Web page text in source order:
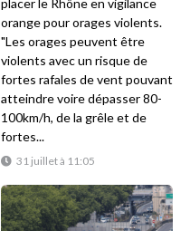
31 juillet à 11:05
orange pour orages violents.
"Les orages peuvent être
violents avec un risque de
fortes rafales de vent pouvant
atteindre voire dépasser 80-
100km/h, de la grêle et de
fortes...